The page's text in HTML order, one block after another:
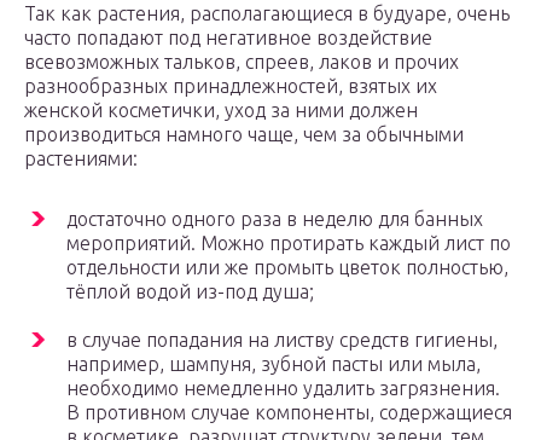
Так как растения, располагающиеся в будуаре, очень
часто попадают под негативное воздействие
всевозможных тальков, спреев, лаков и прочих
разнообразных принадлежностей, взятых их
женской косметички, уход за ними должен
производиться намного чаще, чем за обычными
растениями:
достаточно одного раза в неделю для банных
мероприятий. Можно протирать каждый лист по
отдельности или же промыть цветок полностью,
тёплой водой из-под душа;
в случае попадания на листву средств гигиены,
например, шампуня, зубной пасты или мыла,
необходимо немедленно удалить загрязнения.
В противном случае компоненты, содержащиеся